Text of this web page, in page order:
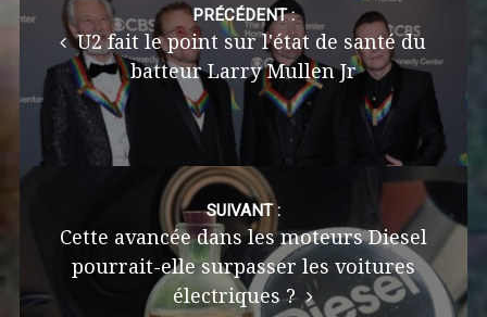
navigation
PRÉCÉDENT :
U2 fait le point sur l'état de santé du
batteur Larry Mullen Jr
SUIVANT :
Cette avancée dans les moteurs Diesel
pourrait-elle surpasser les voitures
électriques ?